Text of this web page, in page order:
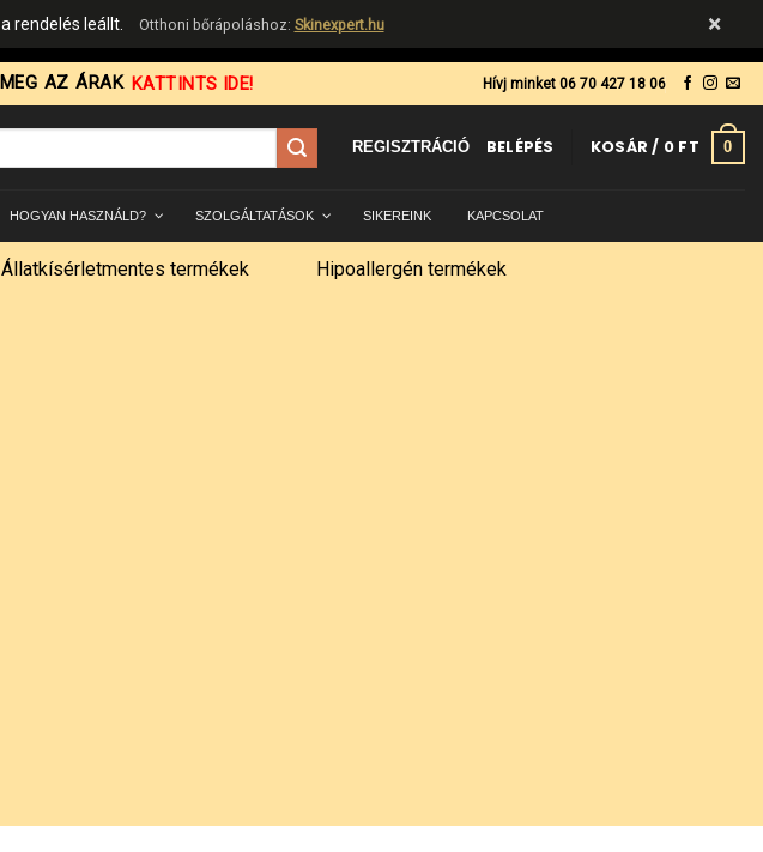
AZ ÁRAK KATTINTS IDE! Hívj minket 06 70 427 18 06
REGISZTRÁCIÓ BELÉPÉS KOSÁR / 0 FT 0
HOGYAN HASZNÁLD? SZOLGÁLTATÁSOK SIKEREINK KAPCSOLAT
Állatkísérletmentes termékek Hipoallergén termékek
rendelés leállt. Otthoni bőrápoláshoz: Skinexpert.hu ×